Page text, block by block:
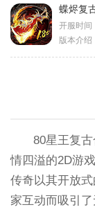
蝶烬复
开服时间
版本介绍
80星王复
情四溢的2D游
传奇以其开放
家互动而吸引了